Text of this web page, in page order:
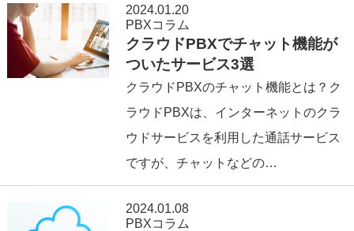
2024.01.20
PBXコラム
クラウドPBXでチャット機能が
ついたサービス3選
クラウドPBXのチャット機能とは？ク
ラウドPBXは、インターネットのクラ
ウドサービスを利用した通話サービス
ですが、チャットなどの…
2024.01.08
PBXコラム